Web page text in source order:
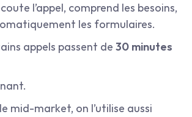
l’appel, comprend les besoins,
les formulaires.
appels passent de 30 minutes
mid-market, on l’utilise aussi